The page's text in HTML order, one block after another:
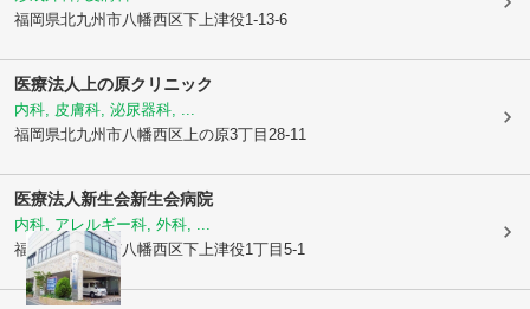
福岡県北九州市八幡西区下上津役1-13-6
医療法人 上の原クリニック
内科, 皮膚科, 泌尿器科, ...
福岡県北九州市八幡西区 上の原3丁目28-11
医療法人新生会新生会病院
内科, アレルギー科, 外科, ...
福岡県北九州市八幡西区下上津役1丁目5-1